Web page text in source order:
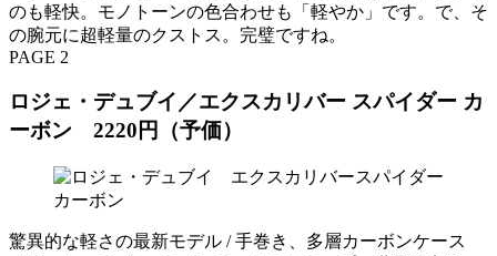
のも軽快。モノトーンの色合わせも「軽やか」です。で、そ
の腕元に超軽量のクストス。完璧ですね。
PAGE 2
ロジェ・デュブイ／エクスカリバー スパイダー カ
ーボン 2220円（予価）
驚異的な軽さの最新モデル / 手巻き、多層カーボンケース